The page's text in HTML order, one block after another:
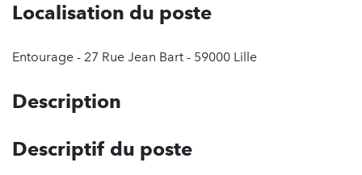
Localisation du poste
Entourage - 27 Rue Jean Bart - 59000 Lille
Description
Descriptif du poste